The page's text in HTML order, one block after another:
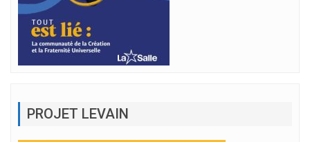
PROJET LEVAIN